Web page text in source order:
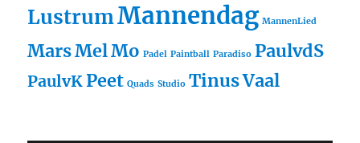
LustrumMannendag MannenLied
MarsMelMo Padel Paintball Paradiso PaulvdS
PaulvKPeet Quads Studio TinusVaal